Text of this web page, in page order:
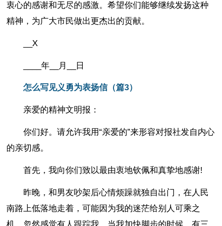
衷心的感谢和无尽的感激。希望你们能够继续发扬这种
精神，为广大市民做出更杰出的贡献。
__X
____年__月__日
怎么写见义勇为表扬信（篇3）
亲爱的精神文明报：
你们好。请允许我用“亲爱的”来形容对报社发自内心
的亲切感。
首先，我向你们致以最由衷地钦佩和真挚地感谢!
昨晚，和男友吵架后心情烦躁就独自出门，在人民
南路上低落地走着，可能因为我的迷茫给别人可乘之
机，忽然感觉有人跟踪我。当我加快脚步的时候，有三